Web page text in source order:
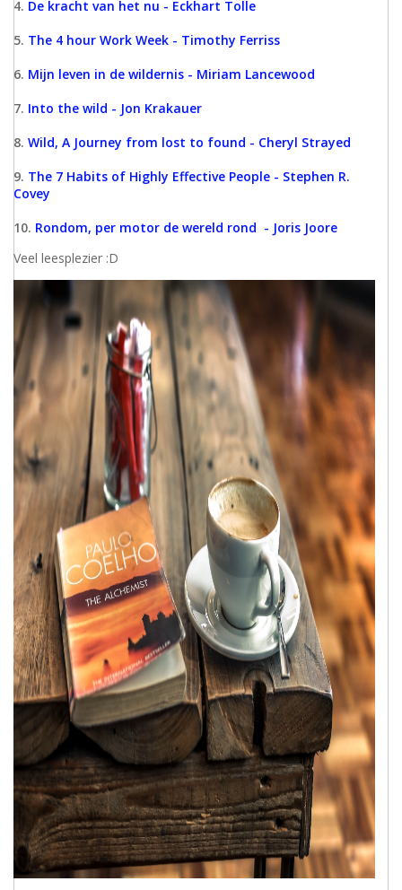
4. De kracht van het nu - Eckhart Tolle
5. The 4 hour Work Week - Timothy Ferriss
6. Mijn leven in de wildernis - Miriam Lancewood
7. Into the wild - Jon Krakauer
8. Wild, A Journey from lost to found - Cheryl Strayed
9. The 7 Habits of Highly Effective People - Stephen R.
Covey
10. Rondom, per motor de wereld rond - Joris Joore
Veel leesplezier :D